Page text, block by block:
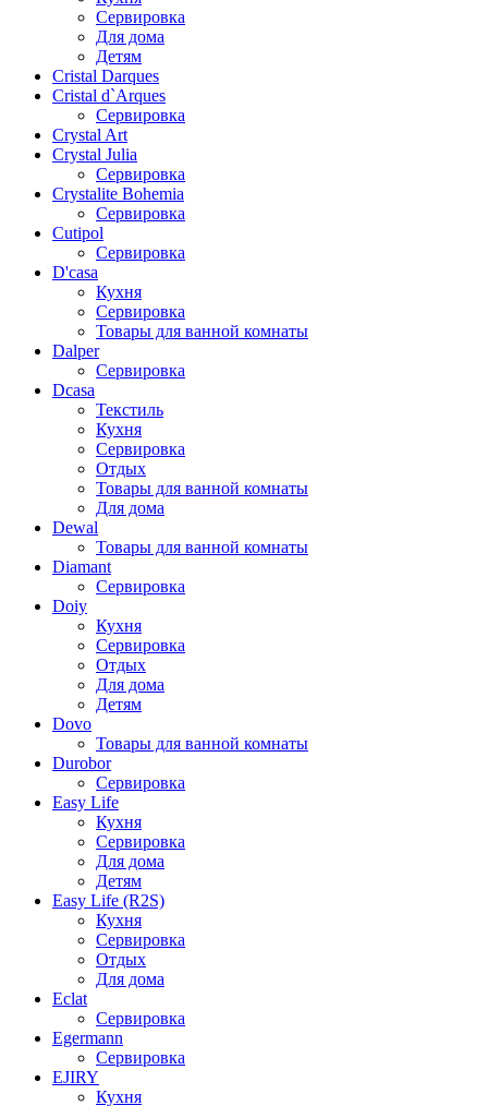
Сервировка
Для дома
Детям
Cristal Darques
Cristal d`Arques
Сервировка
Crystal Art
Crystal Julia
Сервировка
Crystalite Bohemia
Сервировка
Cutipol
Сервировка
D'casa
Кухня
Сервировка
Товары для ванной комнаты
Dalper
Сервировка
Dcasa
Текстиль
Кухня
Сервировка
Отдых
Товары для ванной комнаты
Для дома
Dewal
Товары для ванной комнаты
Diamant
Сервировка
Doiy
Кухня
Сервировка
Отдых
Для дома
Детям
Dovo
Товары для ванной комнаты
Durobor
Сервировка
Easy Life
Кухня
Сервировка
Для дома
Детям
Easy Life (R2S)
Кухня
Сервировка
Отдых
Для дома
Eclat
Сервировка
Egermann
Сервировка
EJIRY
Кухня